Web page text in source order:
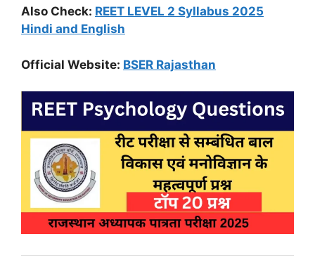
Also Check: REET LEVEL 2 Syllabus 2025
Hindi and English
Official Website: BSER Rajasthan